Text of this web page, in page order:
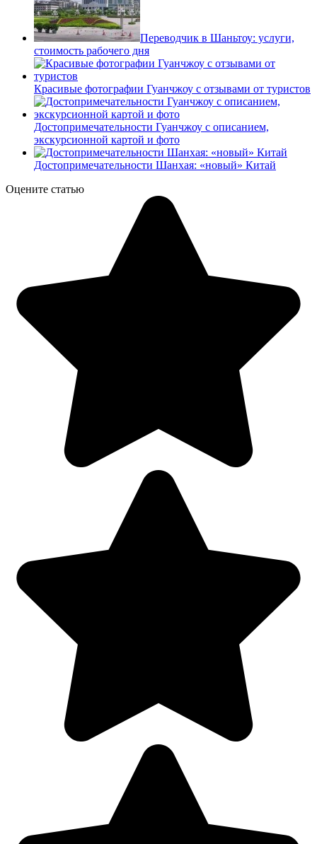
Переводчик в Шаньтоу: услуги,
стоимость рабочего дня
Красивые фотографии Гуанчжоу с отзывами от туристов
Достопримечательности Гуанчжоу с описанием,
экскурсионной картой и фото
Достопримечательности Шанхая: «новый» Китай
Оцените статью